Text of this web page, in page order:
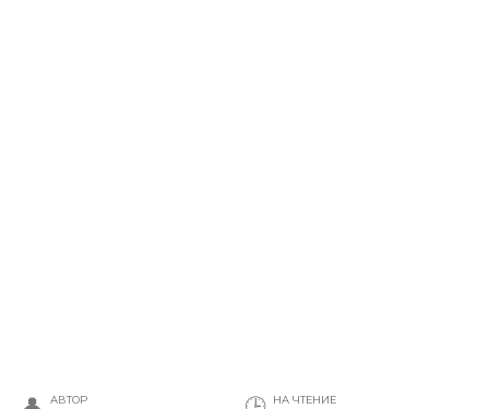
АВТОР НА ЧТЕНИЕ